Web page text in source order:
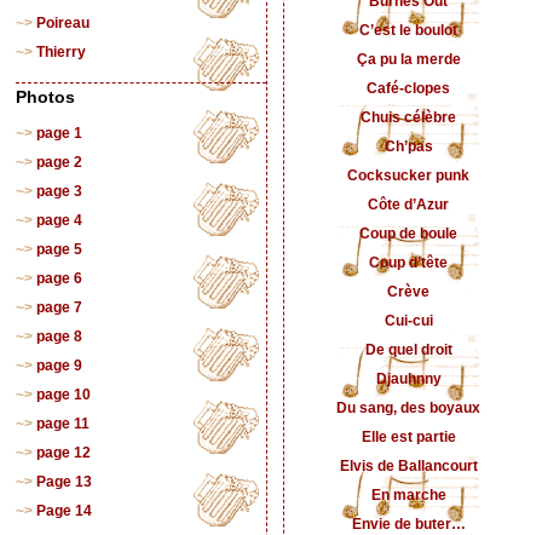
Poireau
Thierry
Photos
page 1
page 2
page 3
page 4
page 5
page 6
page 7
page 8
page 9
page 10
page 11
page 12
Page 13
Page 14
C’est le boulot
Ça pu la merde
Café-clopes
Chuis célèbre
Ch’pas
Cocksucker punk
Côte d’Azur
Coup de boule
Coup d’tête
Crève
Cui-cui
De quel droit
Djauhnny
Du sang, des boyaux
Elle est partie
Elvis de Ballancourt
En marche
Envie de buter…